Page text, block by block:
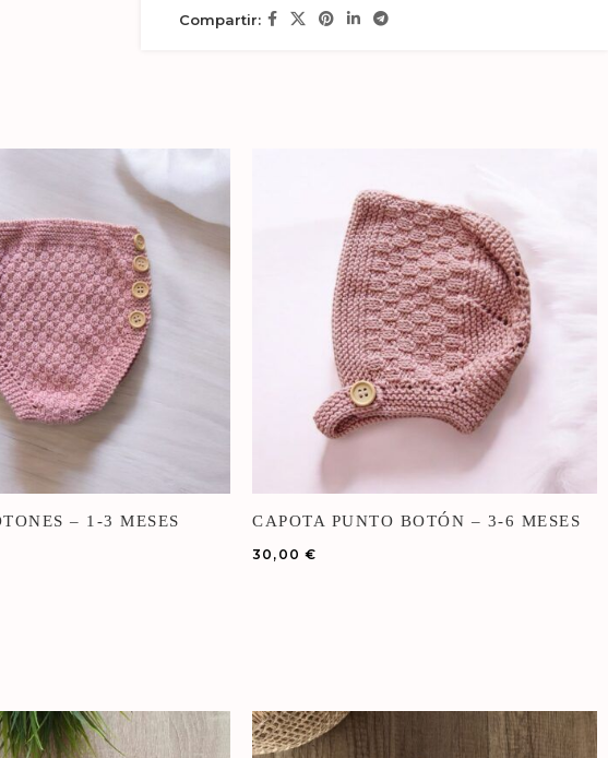
Compartir:
– 1-3 MESES CAPOTA PUNTO BOTÓN – 3-6 MESES
30,00€